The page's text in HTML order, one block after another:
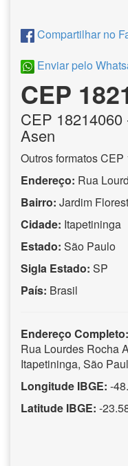
Compartilhar no
Enviar pelo
CEP
CEP 18214060
Asen
Outros formatos
Endereço: Rua
Bairro: Jardim
Cidade: Itapetininga
Estado: São Paulo
Sigla Estado: SP
País: Brasil
Endereço Completo:
Rua Lourdes Rocha
Itapetininga, São
Longitude IBGE: -
Latitude IBGE: -